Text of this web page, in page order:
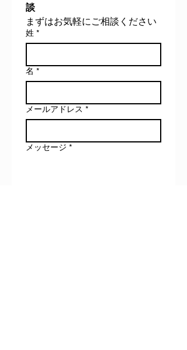
談
まずはお気軽にご相談ください
姓 *
名 *
メールアドレス *
メッセージ *